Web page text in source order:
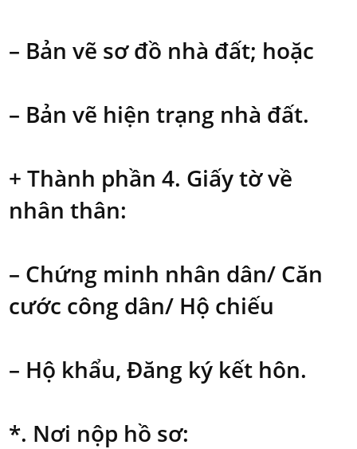
– Bản vẽ sơ đồ nhà đất; hoặc
– Bản vẽ hiện trạng nhà đất.
+ Thành phần 4. Giấy tờ về
nhân thân:
– Chứng minh nhân dân/ Căn
cước công dân/ Hộ chiếu
– Hộ khẩu, Đăng ký kết hôn.
*. Nơi nộp hồ sơ: